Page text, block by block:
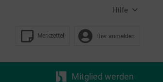
Hilfe
Merkzettel Hier anmelden
Mitglied werden